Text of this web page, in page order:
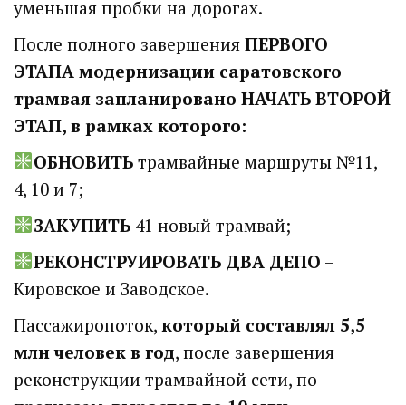
уменьшая пробки на дорогах.
После полного завершения ПЕРВОГО
ЭТАПА модернизации саратовского
трамвая запланировано НАЧАТЬ ВТОРОЙ
ЭТАП, в рамках которого:
ОБНОВИТЬтрамвайные маршруты №11,
4, 10 и 7;
ЗАКУПИТЬ41 новый трамвай;
РЕКОНСТРУИРОВАТЬ ДВА ДЕПО –
Кировское и Заводское.
Пассажиропоток, который составлял 5,5
млн человек в год, после завершения
реконструкции трамвайной сети, по